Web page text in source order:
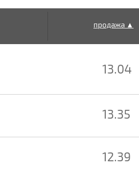
продажа ▲
13.04
13.35
12.39